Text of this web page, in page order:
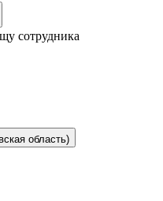
сотрудника
область)